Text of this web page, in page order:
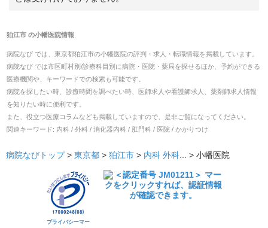
狛江市の小幡医院情報
病院なび では、 東京都狛江市の小幡医院の評判・求人・転職情報を掲載しています。
病院なび では市区町村別/診療科目別に病院・医院・薬局を探せるほか、予約ができる
医療機関や、キーワードでの検索も可能です。
病院を探したい時、診療時間を調べたい時、医師求人や看護師求人、薬剤師求人情報
を知りたい時に便利です。
また、役立つ医療コラムなども掲載していますので、是非ご覧になってください。
関連キーワード: 内科 / 外科 / 消化器内科 / 肛門科 / 医院 / かかりつけ
病院なびトップ> 東京都 > 狛江市 > 内科 外科 ... > 小幡医院
プライバシーマー